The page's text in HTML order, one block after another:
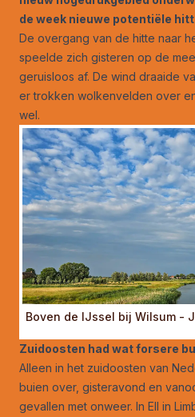
de week nieuwe potentiële
De overgang van de hitte naar
speelde zich gisteren op de
geruisloos af. De wind draaide
er trokken wolkenvelden over
wel.
Boven de IJssel bij Wilsum -
Zuidoosten had wat forsere
Alleen in het zuidoosten van
buien over, gisteravond en
gevallen met onweer. In Ell in